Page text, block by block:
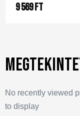
9 569Ft
No recently viewed
to display